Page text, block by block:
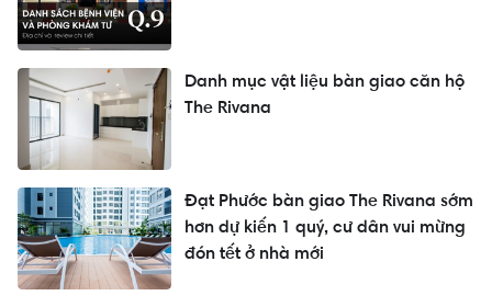
Danh mục vật liệu bàn giao căn hộ
The Rivana
Đạt Phước bàn giao The Rivana sớm
hơn dự kiến 1 quý, cư dân vui mừng
đón tết ở nhà mới